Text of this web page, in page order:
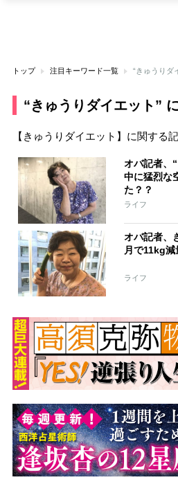
トップ 注目キーワード一覧 “きゅうりダ
“きゅうりダイエット”
【きゅうりダイエット】に関する
オバ記者、
中に猛烈な
た？？
ライフ
オバ記者、
月で11kg減
ライフ